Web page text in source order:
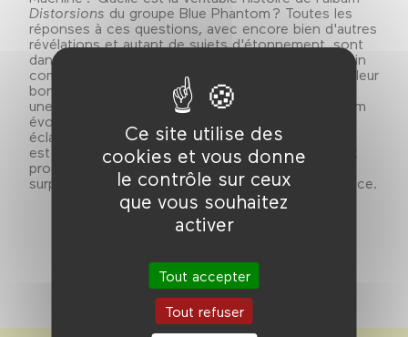
Ce site utilise des
cookies et vous donne
le contrôle sur ceux
que vous souhaitez
activer
Tout accepter
Tout refuser
Distorsions du groupe Blue Phantom ? Toutes les
réponses à ces questions, avec encore bien d'autres
révélations et autant de sujets d'étonnement, sont
dans ce livre. Les fans de rock progressif transalpin
comme les amateurs du cinéma italien trouveront leur
bonheur dans cet ouvrage qui propose également
une mise en perspective originale entre chaque film
évoqué et sa bande-son, grâce aux précieux
éclairages de Stéphane Lacombe.Giallo et Rosso
est donc un nouvel épisode de la saga de ce rock
progressif italien qui n'a décidément pas fini de
surprendre plus de cinquante ans après sa naissance.